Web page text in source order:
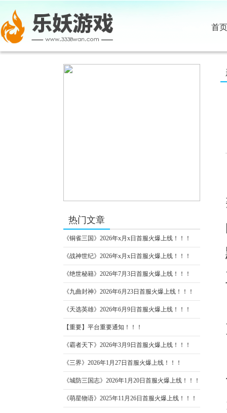
首页
热门文章
《铜雀三国》2026年x月x日首服火爆上线！！！
《战神世纪》2026年x月x日首服火爆上线！！！
《绝世秘籍》2026年7月3日首服火爆上线！！！
《九曲封神》2026年6月23日首服火爆上线！！！
《天选英雄》2026年6月9日首服火爆上线！！！
【重要】平台重要通知！！！
《霸者天下》2026年3月9日首服火爆上线！！！
《三界》2026年1月27日首服火爆上线！！！
《城防三国志》2026年1月20日首服火爆上线！！！
《萌星物语》2025年11月26日首服火爆上线！！！